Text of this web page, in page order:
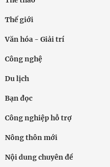
Thế giới
Văn hóa - Giải trí
Công nghệ
Du lịch
Bạn đọc
Công nghiệp hỗ trợ
Nông thôn mới
Nội dung chuyên đề